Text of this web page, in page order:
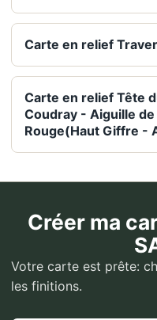
Carte en relief
Carte en relief Tête
Coudray - Aiguille
Rouge(Haut Giffre -
Créer ma
Votre carte est prête:
les finitions.